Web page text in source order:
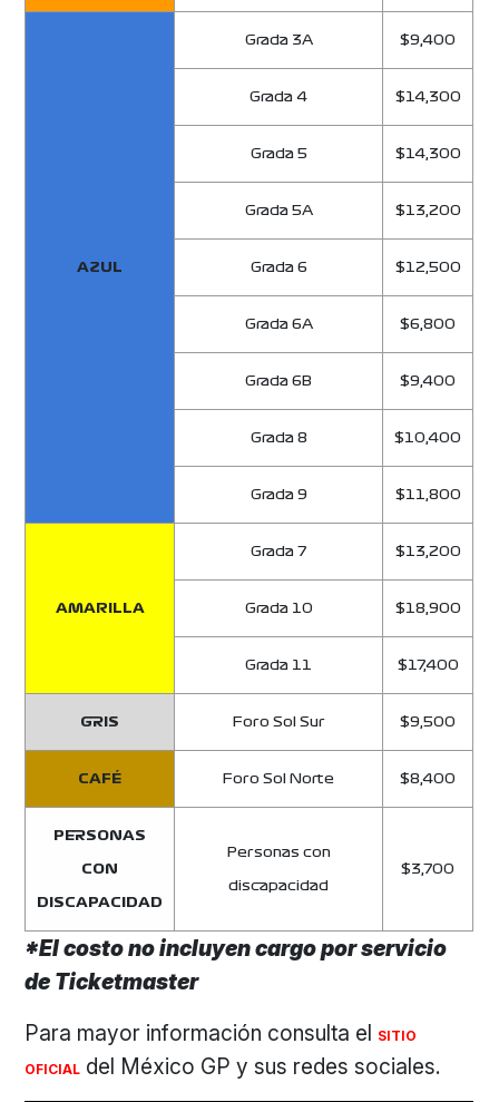
AZUL
Grada 3A $9,400
Grada 4 $14,300
Grada 5 $14,300
Grada 5A $13,200
Grada 6 $12,500
Grada 6A $6,800
Grada 6B $9,400
Grada 8 $10,400
Grada 9 $11,800
AMARILLA
Grada 7 $13,200
Grada 10 $18,900
Grada 11 $17,400
GRIS Foro Sol Sur $9,500
CAFÉ Foro Sol Norte $8,400
PERSONAS
CON
DISCAPACIDAD
Personas con
discapacidad
$3,700
*El costo no incluyen cargo por servicio
de Ticketmaster
Para mayor información consulta el SITIO
OFICIAL del México GP y sus redes sociales.